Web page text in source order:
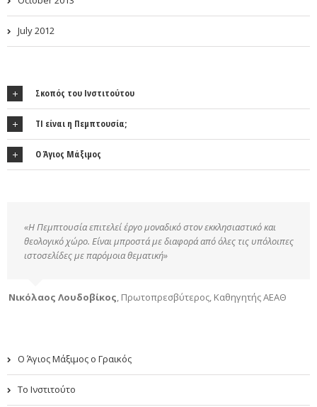
July 2012
Σκοπός του Ινστιτούτου
ΤΙ είναι η Πεμπτουσία;
Ο Άγιος Μάξιμος
«Η Πεμπτουσία επιτελεί έργο μοναδικό στον εκκλησιαστικό και
θεολογικό χώρο. Είναι μπροστά με διαφορά από όλες τις υπόλοιπες
ιστοσελίδες με παρόμοια θεματική»
Νικόλαος Λουδοβίκος, Πρωτοπρεσβύτερος, Καθηγητής ΑΕΑΘ
Ο Άγιος Μάξιμος ο Γραικός
Το Ινστιτούτο